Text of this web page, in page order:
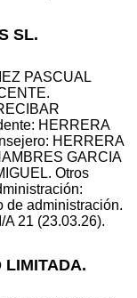
SL.
PASCUAL
HERRERA
HERRERA
GARCIA
Otros
de administración.
21 (23.03.26).
LIMITADA.